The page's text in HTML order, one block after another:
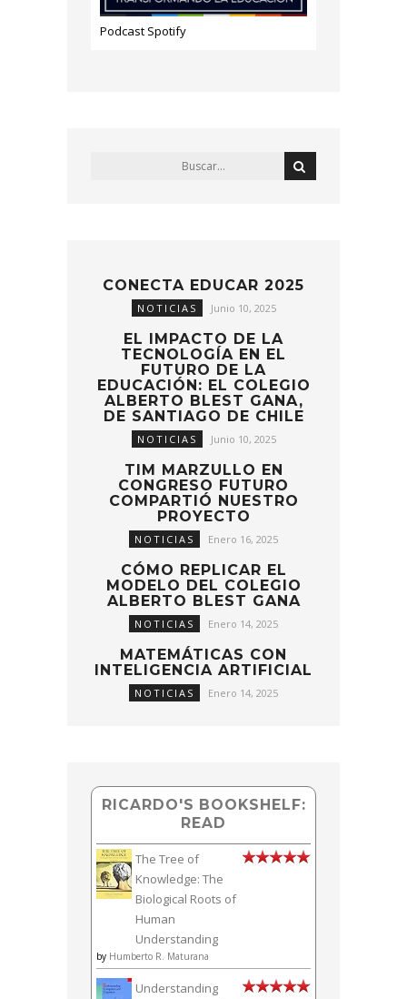
Podcast Spotify
CONECTA EDUCAR 2025
NOTICIAS Junio 10, 2025
EL IMPACTO DE LA
TECNOLOGÍA EN EL
FUTURO DE LA
EDUCACIÓN: EL COLEGIO
ALBERTO BLEST GANA,
DE SANTIAGO DE CHILE
NOTICIAS Junio 10, 2025
TIM MARZULLO EN
CONGRESO FUTURO
COMPARTIÓ NUESTRO
PROYECTO
NOTICIAS Enero 16, 2025
CÓMO REPLICAR EL
MODELO DEL COLEGIO
ALBERTO BLEST GANA
NOTICIAS Enero 14, 2025
MATEMÁTICAS CON
INTELIGENCIA ARTIFICIAL
NOTICIAS Enero 14, 2025
RICARDO'S BOOKSHELF:
READ
The Tree of
Knowledge: The
Biological Roots of
Human
Understanding
by Humberto R. Maturana
Understanding